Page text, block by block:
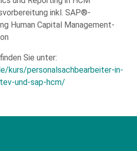
inkl. SAP®-
Human Capital Management-
Sie unter:
kurs/personalsachbearbeiter-in-
und-sap-hcm/